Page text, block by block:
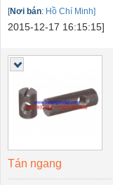
[Nơi bán: Hồ Chí Minh]
2015-12-17 16:15:15]
Tán ngang